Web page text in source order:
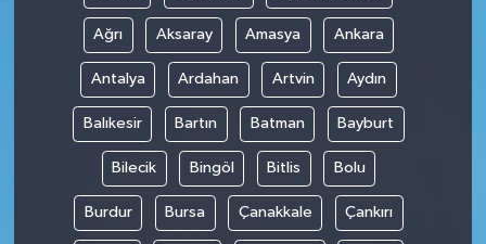
Ağrı Aksaray Amasya Ankara
Antalya Ardahan Artvin Aydın
Balıkesir Bartın Batman Bayburt
Bilecik Bingöl Bitlis Bolu
Burdur Bursa Çanakkale Çankırı